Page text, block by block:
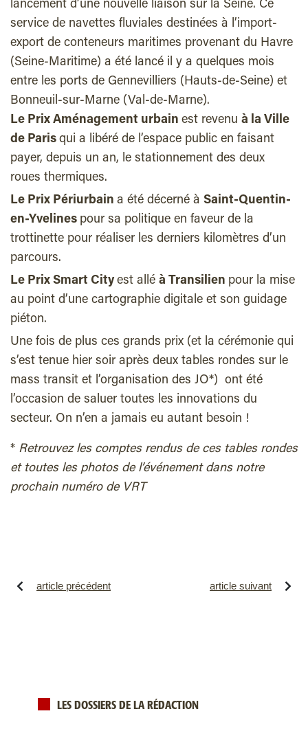
lancement d’une nouvelle liaison sur la Seine. Ce
service de navettes fluviales destinées à l’import-
export de conteneurs maritimes provenant du Havre
(Seine-Maritime) a été lancé il y a quelques mois
entre les ports de Gennevilliers (Hauts-de-Seine) et
Bonneuil-sur-Marne (Val-de-Marne).
Le Prix Aménagement urbain est revenu à la Ville
de Paris qui a libéré de l’espace public en faisant
payer, depuis un an, le stationnement des deux
roues thermiques.
Le Prix Périurbain a été décerné à Saint-Quentin-
en-Yvelines pour sa politique en faveur de la
trottinette pour réaliser les derniers kilomètres d’un
parcours.
Le Prix Smart City est allé à Transilien pour la mise
au point d’une cartographie digitale et son guidage
piéton.
Une fois de plus ces grands prix (et la cérémonie qui
s’est tenue hier soir après deux tables rondes sur le
mass transit et l’organisation des JO*) ont été
l’occasion de saluer toutes les innovations du
secteur. On n’en a jamais eu autant besoin !
* Retrouvez les comptes rendus de ces tables rondes
et toutes les photos de l’événement dans notre
prochain numéro de VRT
article précédent article suivant
LES DOSSIERS DE LA RÉDACTION